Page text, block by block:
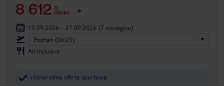
8 612 ZŁ
OSOBA
19.09.2026 - 27.09.2026 (7 noclegów)
Poznań (06:25)
All Inclusive
różnorodna oferta sportowa